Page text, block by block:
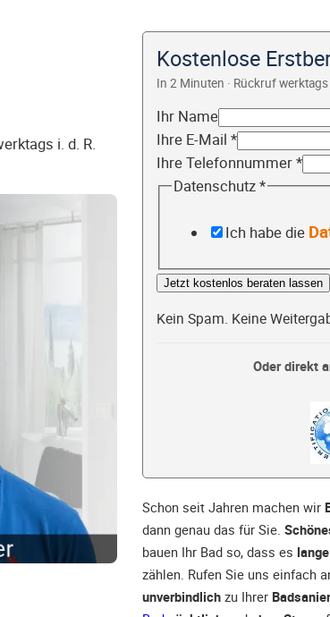
i. d. R.
Kostenlose
In 2 Minuten · Rückruf
Ihr Name
Ihre E-Mail *
Ihre Telefonnummer*
Datenschutz*
Ich habe die
Jetzt kostenlos beraten lassen
Kein Spam. Keine
Oder direkt
Schon seit Jahren machen wir
dann genau das für Sie.
bauen Ihr Bad so, dass es
zählen. Rufen Sie uns einfach
unverbindlich zu Ihrer